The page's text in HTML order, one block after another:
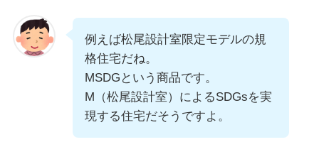
例えば松尾設計室限定モデルの規
格住宅だね。
MSDGという商品です。
M（松尾設計室）によるSDGsを実
現する住宅だそうですよ。